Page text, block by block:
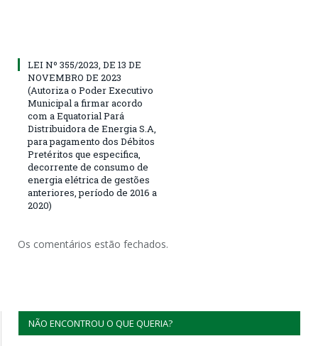
LEI Nº 355/2023, DE 13 DE
NOVEMBRO DE 2023
(Autoriza o Poder Executivo
Municipal a firmar acordo
com a Equatorial Pará
Distribuidora de Energia S.A,
para pagamento dos Débitos
Pretéritos que especifica,
decorrente de consumo de
energia elétrica de gestões
anteriores, período de 2016 a
2020)
Os comentários estão fechados.
NÃO ENCONTROU O QUE QUERIA?